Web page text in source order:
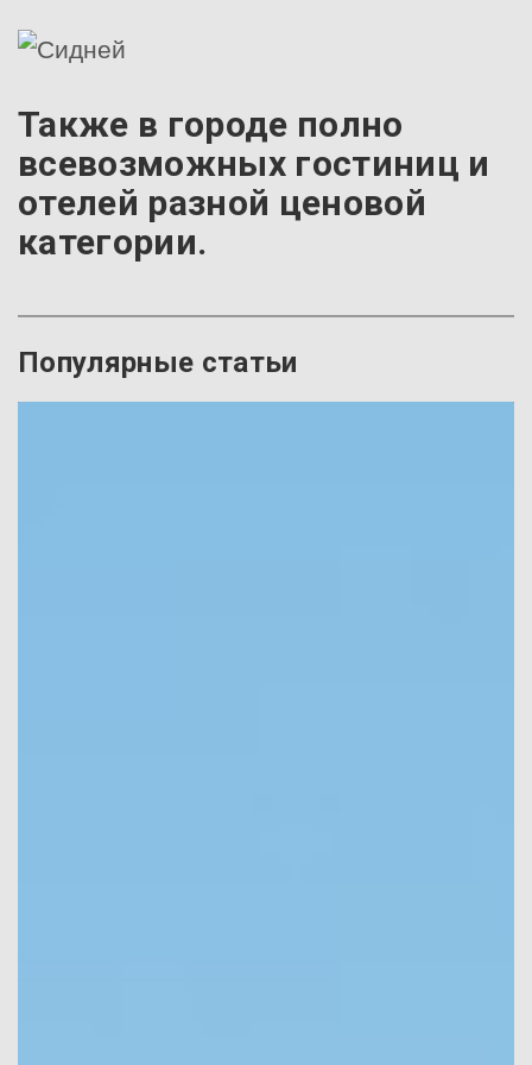
Также в городе полно
всевозможных гостиниц и
отелей разной ценовой
категории.
Популярные статьи